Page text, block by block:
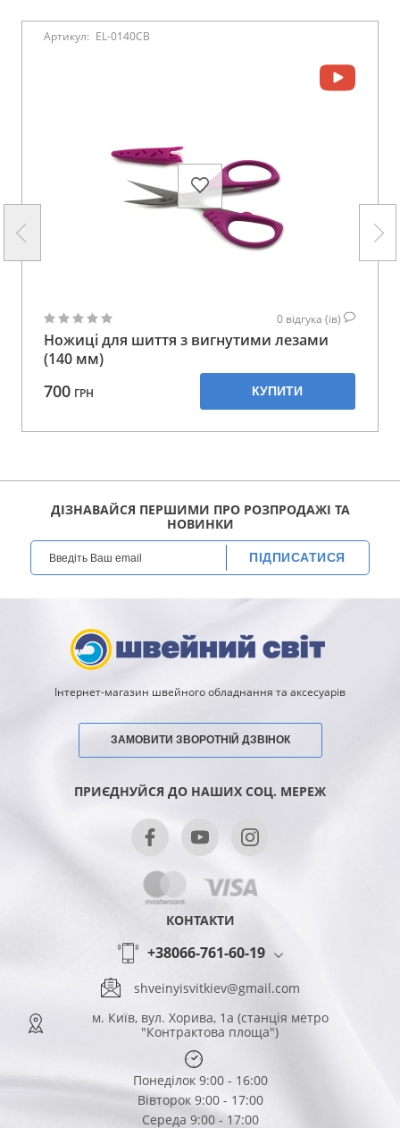
Артикул: EL-0140CB
0 відгука (ів)
Ножиці для шиття з вигнутими лезами
(140 мм)
700 ГРН КУПИТИ
ДІЗНАВАЙСЯ ПЕРШИМИ ПРО РОЗПРОДАЖІ ТА
НОВИНКИ
ПІДПИСАТИСЯ
Інтернет-магазин швейного обладнання та аксесуарів
ЗАМОВИТИ ЗВОРОТНІЙ ДЗВІНОК
ПРИЄДНУЙСЯ ДО НАШИХ СОЦ. МЕРЕЖ
КОНТАКТИ
+38066-761-60-19
shveinyisvitkiev@gmail.com
м. Київ, вул. Хорива, 1а (станція метро
"Контрактова площа")
Понеділок 9:00 - 16:00
Вівторок 9:00 - 17:00
Середа 9:00 - 17:00